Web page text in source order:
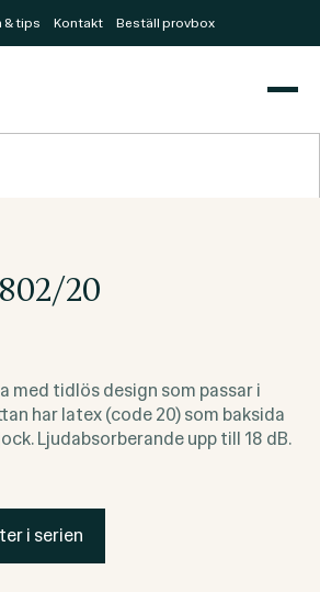
& tips Kontakt Beställ provbox
20
med tidlös design som passar i
har latex (code 20) som baksida
Ljudabsorberande upp till 18 dB.
i serien